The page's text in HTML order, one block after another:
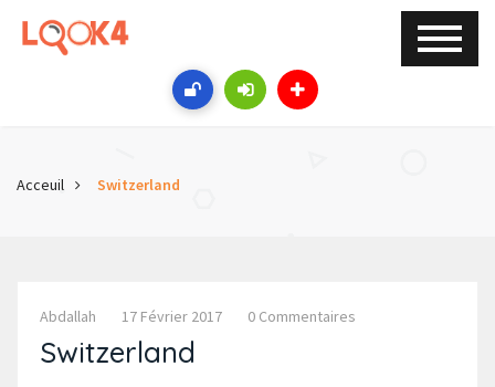
Acceuil Switzerland
Abdallah 17 Février 2017 0 Commentaires
Switzerland